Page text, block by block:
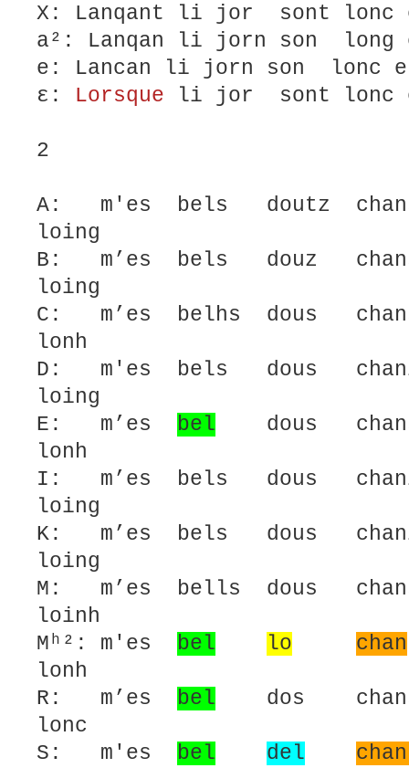
X: Lanqant li jor sont lonc
a²: Lanqan li jorn son long
e: Lancan li jorn son lonc
ε: Lorsque li jor sont lonc
2
A: m'es bels doutz
loing
B: m’es bels douz
loing
C: m’es belhs dous
lonh
D: m'es bels dous
loing
E: m’es bel dous
lonh
I: m’es bels dous
loing
K: m’es bels dous
loing
M: m’es bells dous
loinh
Mʰ²: m'es bel lo chan
lonh
R: m’es bel dos chans
lonc
S: m'es bel del